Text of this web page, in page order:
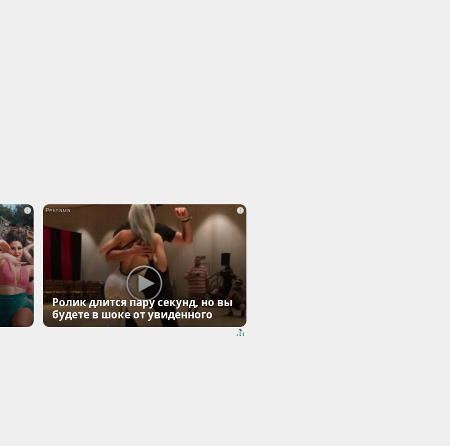
i i
Ролик длится пару секунд, но вы
будете в шоке от увиденного